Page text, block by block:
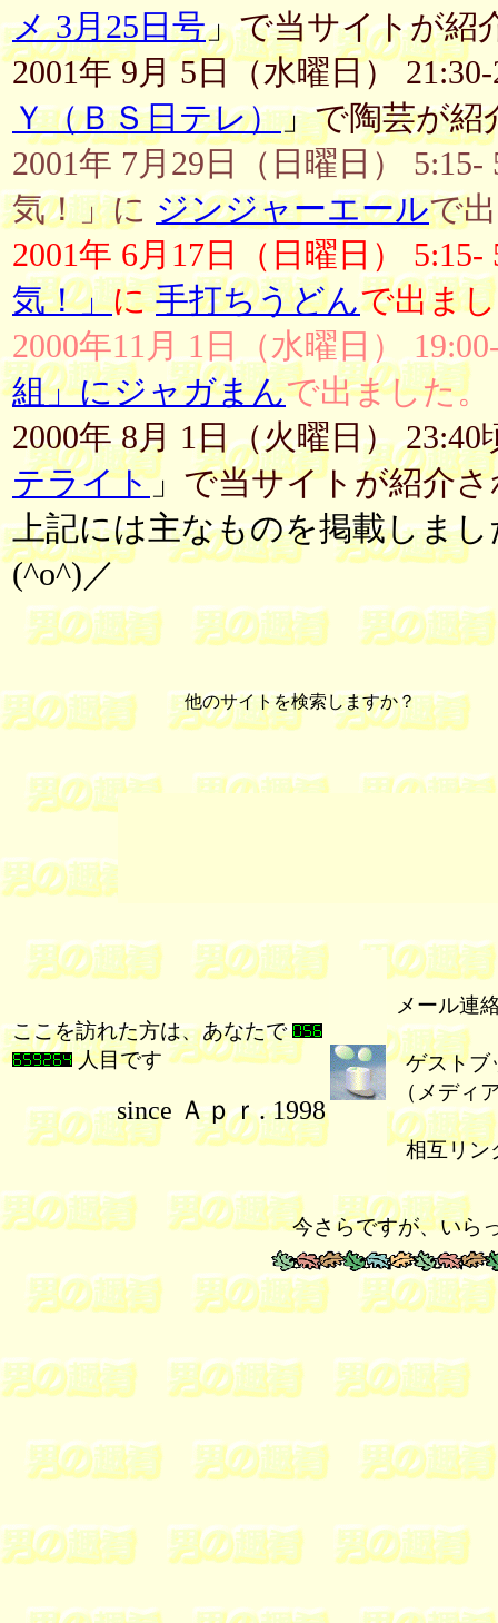
メ 3月25日号」で当サイトが紹
2001年 9月 5日（水曜日）
Ｙ（ＢＳ日テレ）」で陶芸が紹
2001年 7月29日（日曜日）
気！」に ジンジャーエールで
2001年 6月17日（日曜日）
気！」に手打ちうどんで出ま
2000年11月 1日（水曜日）
組」にジャガまんで出ました。
2000年 8月 1日（火曜日）
テライト」 で当サイトが紹介
上記には主なものを掲載しま
(^o^)／
他のサイトを検索しますか？
ここを訪れた方は、あなたで
人目です
since Ａｐｒ. 1998
メール連
ゲストブ
（メディ
相互リン
今さらですが、いら